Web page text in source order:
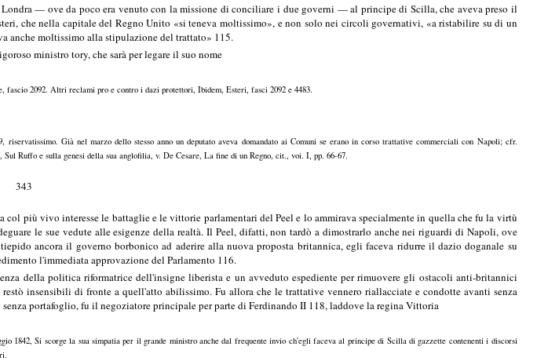
— ove da poco era venuto con la missione di conciliare i due governi — al principe di Scilla, che aveva preso il
che nella capitale del Regno Unito «si teneva moltissimo», e non solo nei circoli governativi, «a ristabilire su di un
anche moltissimo alla stipulazione del trattato» 115.
ministro tory, che sarà per legare il suo nome
2092. Altri reclami pro e contro i dazi protettori, Ibidem, Esteri, fasci 2092 e 4483.
Già nel marzo dello stesso anno un deputato aveva domandato ai Comuni se erano in corso trattative commerciali con Napoli; cfr.
Ruffo e sulla genesi della sua anglofilia, v. De Cesare, La fine di un Regno, cit., voi. I, pp. 66-67.
343
più vivo interesse le battaglie e le vittorie parlamentari del Peel e lo ammirava specialmente in quella che fu la virtù
le sue vedute alle esigenze della realtà. Il Peel, difatti, non tardò a dimostrarlo anche nei riguardi di Napoli, ove
ancora il governo borbonico ad aderire alla nuova proposta britannica, egli faceva ridurre il dazio doganale su
l'immediata approvazione del Parlamento 116.
della politica riformatrice dell'insigne liberista e un avveduto espediente per rimuovere gli ostacoli anti-britannici
insensibili di fronte a quell'atto abilissimo. Fu allora che le trattative vennero riallacciate e condotte avanti senza
portafoglio, fu il negoziatore principale per parte di Ferdinando II 118, laddove la regina Vittoria
1842, Si scorge la sua simpatia per il grande ministro anche dal frequente invio ch'egli faceva al principe di Scilla di gazzette contenenti i discorsi